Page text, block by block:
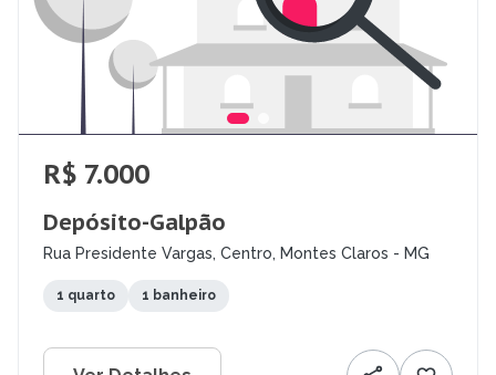
R$ 7.000
Depósito-Galpão
Rua Presidente Vargas, Centro, Montes Claros - MG
1 quarto 1 banheiro